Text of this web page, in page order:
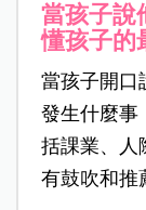
當孩子說
懂孩子的
當孩子開口
發生什麼事
括課業、人
有鼓吹和推